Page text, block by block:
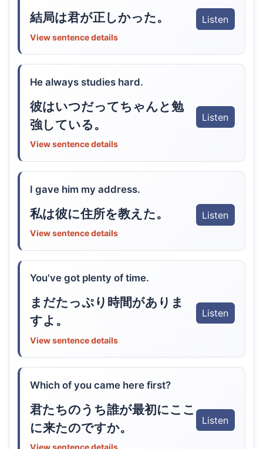
結局は君が正しかった。 Listen
View sentence details
He always studies hard.
彼はいつだってちゃんと勉
強している。
Listen
View sentence details
I gave him my address.
私は彼に住所を教えた。 Listen
View sentence details
You've got plenty of time.
まだたっぷり時間がありま
すよ。
Listen
View sentence details
Which of you came here first?
君たちのうち誰が最初にここ
に来たのですか。
Listen